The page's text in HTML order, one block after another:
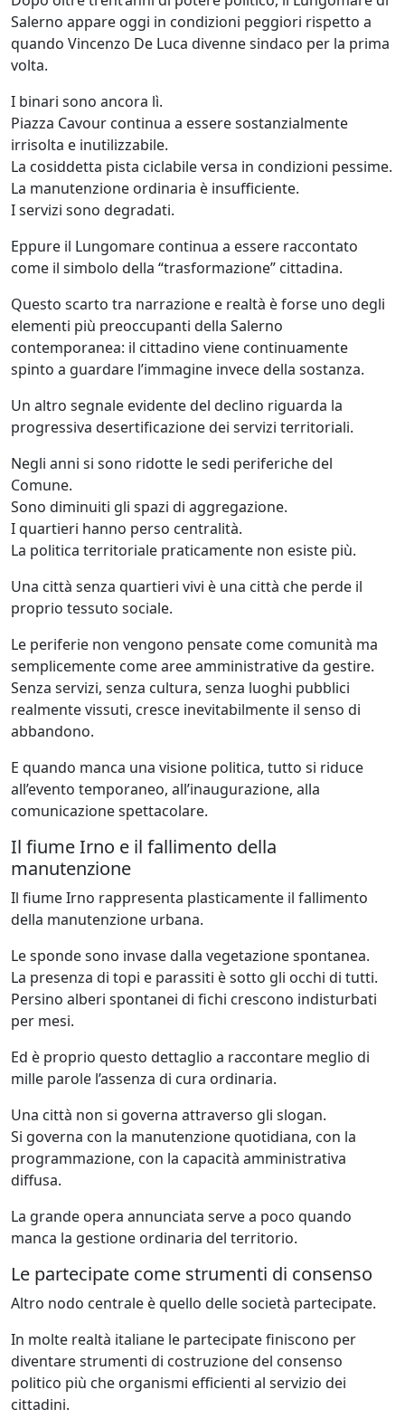
Salerno appare oggi in condizioni peggiori rispetto a
quando Vincenzo De Luca divenne sindaco per la prima
volta.
I binari sono ancora lì.
Piazza Cavour continua a essere sostanzialmente
irrisolta e inutilizzabile.
La cosiddetta pista ciclabile versa in condizioni pessime.
La manutenzione ordinaria è insufficiente.
I servizi sono degradati.
Eppure il Lungomare continua a essere raccontato
come il simbolo della “trasformazione” cittadina.
Questo scarto tra narrazione e realtà è forse uno degli
elementi più preoccupanti della Salerno
contemporanea: il cittadino viene continuamente
spinto a guardare l’immagine invece della sostanza.
Un altro segnale evidente del declino riguarda la
progressiva desertificazione dei servizi territoriali.
Negli anni si sono ridotte le sedi periferiche del
Comune.
Sono diminuiti gli spazi di aggregazione.
I quartieri hanno perso centralità.
La politica territoriale praticamente non esiste più.
Una città senza quartieri vivi è una città che perde il
proprio tessuto sociale.
Le periferie non vengono pensate come comunità ma
semplicemente come aree amministrative da gestire.
Senza servizi, senza cultura, senza luoghi pubblici
realmente vissuti, cresce inevitabilmente il senso di
abbandono.
E quando manca una visione politica, tutto si riduce
all’evento temporaneo, all’inaugurazione, alla
comunicazione spettacolare.
Il fiume Irno e il fallimento della
manutenzione
Il fiume Irno rappresenta plasticamente il fallimento
della manutenzione urbana.
Le sponde sono invase dalla vegetazione spontanea.
La presenza di topi e parassiti è sotto gli occhi di tutti.
Persino alberi spontanei di fichi crescono indisturbati
per mesi.
Ed è proprio questo dettaglio a raccontare meglio di
mille parole l’assenza di cura ordinaria.
Una città non si governa attraverso gli slogan.
Si governa con la manutenzione quotidiana, con la
programmazione, con la capacità amministrativa
diffusa.
La grande opera annunciata serve a poco quando
manca la gestione ordinaria del territorio.
Le partecipate come strumenti di consenso
Altro nodo centrale è quello delle società partecipate.
In molte realtà italiane le partecipate finiscono per
diventare strumenti di costruzione del consenso
politico più che organismi efficienti al servizio dei
cittadini.